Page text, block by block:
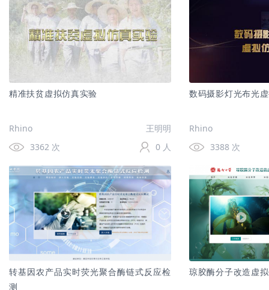
精准扶贫虚拟仿真实验
Rhino
王明明
3362 次
0 人
数码摄影灯光布光
Rhino
3388 次
转基因农产品实时荧光聚合酶链式反应检
测
琼胶酶分子改造虚